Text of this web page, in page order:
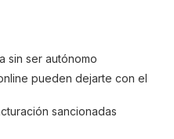
sin ser autónomo
pueden dejarte con el
sancionadas